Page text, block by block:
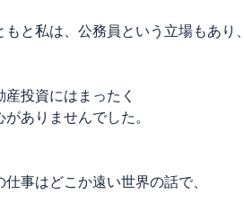
もと私は、公務員という立場もあり、
産投資にはまったく
がありませんでした。
仕事はどこか遠い世界の話で、